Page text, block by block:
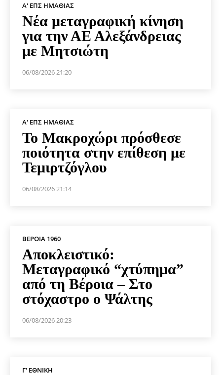
Α' ΕΠΣ ΗΜΑΘΊΑΣ
Νέα μεταγραφική κίνηση
για την ΑΕ Αλεξάνδρειας
με Μητσιώτη
06/08/2026 21:20
Α' ΕΠΣ ΗΜΑΘΊΑΣ
Το Μακροχώρι πρόσθεσε
ποιότητα στην επίθεση με
Τεμιρτζόγλου
06/08/2026 21:14
ΒΕΡΟΙΑ 1960
Αποκλειστικό:
Μεταγραφικό “χτύπημα”
από τη Βέροια – Στο
στόχαστρο ο Ψάλτης
06/08/2026 20:23
Γ' ΕΘΝΙΚΉ